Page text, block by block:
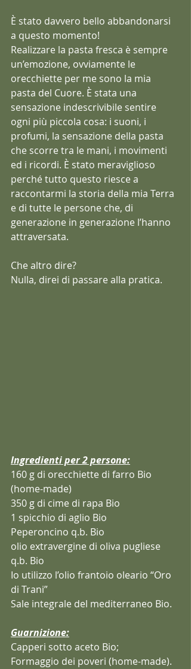
È stato davvero bello abbandonarsi
a questo momento!
Realizzare la pasta fresca è sempre
un’emozione, ovviamente le
orecchiette per me sono la mia
pasta del Cuore. È stata una
sensazione indescrivibile sentire
ogni più piccola cosa: i suoni, i
profumi, la sensazione della pasta
che scorre tra le mani, i movimenti
ed i ricordi. È stato meraviglioso
perché tutto questo riesce a
raccontarmi la storia della mia Terra
e di tutte le persone che, di
generazione in generazione l’hanno
attraversata.
Che altro dire?
Nulla, direi di passare alla pratica.
Ingredienti per 2 persone:
160 g di orecchiette di farro Bio
(home-made)
350 g di cime di rapa Bio
1 spicchio di aglio Bio
Peperoncino q.b. Bio
olio extravergine di oliva pugliese
q.b. Bio
Io utilizzo l’olio frantoio oleario “Oro
di Trani”
Sale integrale del mediterraneo Bio.
Guarnizione:
Capperi sotto aceto Bio;
Formaggio dei poveri (home-made).